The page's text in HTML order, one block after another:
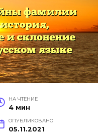
НА ЧТЕНИЕ
4 мин
ОПУБЛИКОВАНО
05.11.2021